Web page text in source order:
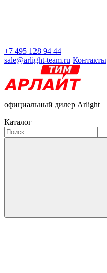
+7 495 128 94 44
sale@arlight-team.ru Контакты
официальный дилер Arlight
Каталог